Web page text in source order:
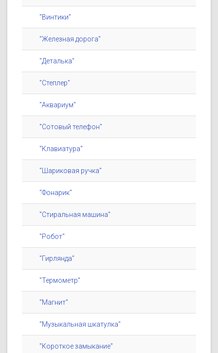
"Винтики"
"Железная дорога"
"Деталька"
"Степлер"
"Аквариум"
"Сотовый телефон"
"Клавиатура"
"Шариковая ручка"
"Фонарик"
"Стиральная машина"
"Робот"
"Гирлянда"
"Термометр"
"Магнит"
"Музыкальная шкатулка"
"Короткое замыкание"